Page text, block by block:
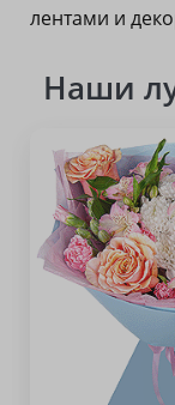
лентами и
Наши